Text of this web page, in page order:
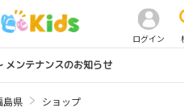
ログイン
ンテナンスのお知らせ
島県 ショップ